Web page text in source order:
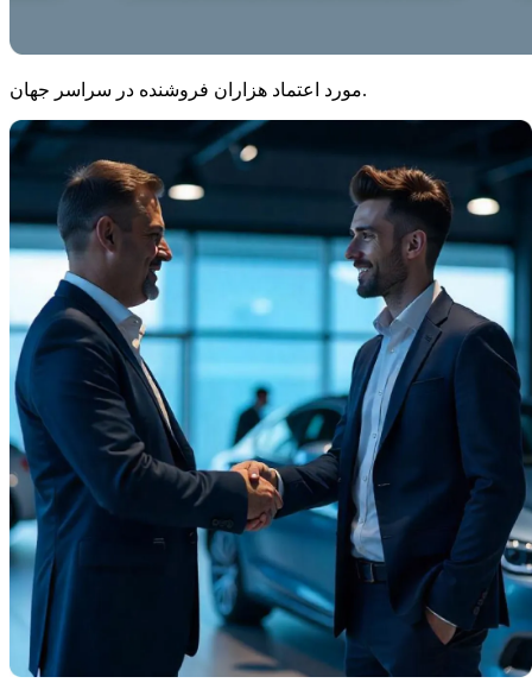
مورد اعتماد هزاران فروشنده در سراسر جهان.